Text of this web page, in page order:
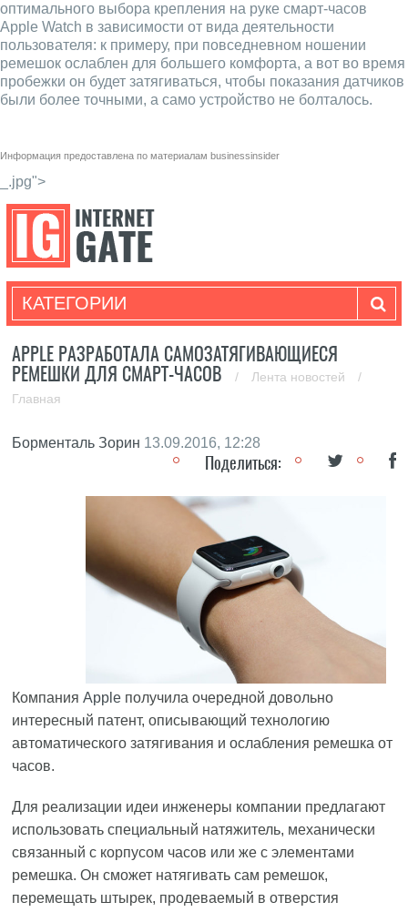
оптимального выбора крепления на руке смарт-часов
Apple Watch в зависимости от вида деятельности
пользователя: к примеру, при повседневном ношении
ремешок ослаблен для большего комфорта, а вот во время
пробежки он будет затягиваться, чтобы показания датчиков
были более точными, а само устройство не болталось.
Информация предоставлена по материалам businessinsider
_.jpg">
КАТЕГОРИИ
APPLE РАЗРАБОТАЛА САМОЗАТЯГИВАЮЩИЕСЯ
РЕМЕШКИ ДЛЯ СМАРТ-ЧАСОВ
/ Лента новостей
/
Главная
Борменталь Зорин 13.09.2016, 12:28
Поделиться:
КомпанияApple получила очередной довольно
интересный патент, описывающий технологию
автоматического затягивания и ослабления ремешка от
часов.
Для реализации идеи инженеры компании предлагают
использовать специальный натяжитель, механически
связанный с корпусом часов или же с элементами
ремешка. Он сможет натягивать сам ремешок,
перемещать штырек, продеваемый в отверстия